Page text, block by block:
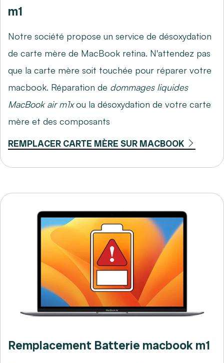
m1
Notre société propose un service de désoxydation
de carte mère de MacBook retina. N'attendez pas
que la carte mère soit touchée pour réparer votre
macbook. Réparation de dommages liquides
MacBook air m1xou la désoxydation de votre carte
mère et des composants
REMPLACER CARTE MÈRE SUR MACBOOK
Remplacement Batterie macbook m1